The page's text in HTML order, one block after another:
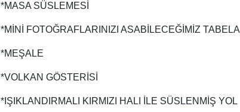
*MASA SÜSLEMESİ
*MİNİ FOTOĞRAFLARINIZI ASABİLECEĞİMİZ TABELA
*MEŞALE
*VOLKAN GÖSTERİSİ
*IŞIKLANDIRMALI KIRMIZI HALI İLE SÜSLENMİŞ YOL